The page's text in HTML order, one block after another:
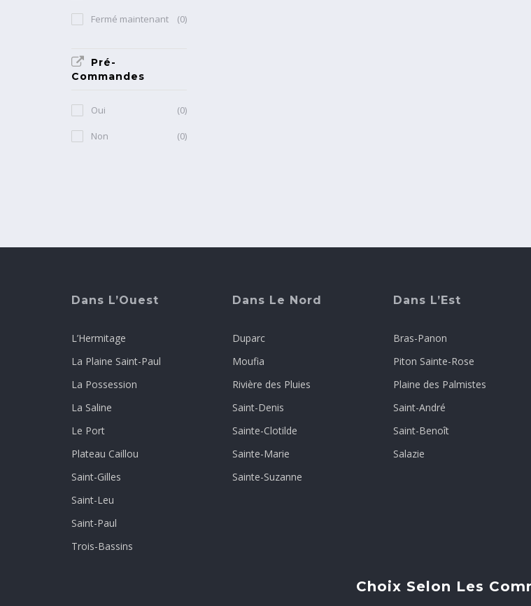
Fermé maintenant (0)
Pré-
Commandes
Oui (0)
Non (0)
Dans L’Ouest
L’Hermitage
La Plaine Saint-Paul
La Possession
La Saline
Le Port
Plateau Caillou
Saint-Gilles
Saint-Leu
Saint-Paul
Trois-Bassins
Dans Le Nord
Duparc
Moufia
Rivière des Pluies
Saint-Denis
Sainte-Clotilde
Sainte-Marie
Sainte-Suzanne
Dans L’Est
Bras-Panon
Piton Sainte-Rose
Plaine des Palmistes
Saint-André
Saint-Benoît
Salazie
Choix Selon Les